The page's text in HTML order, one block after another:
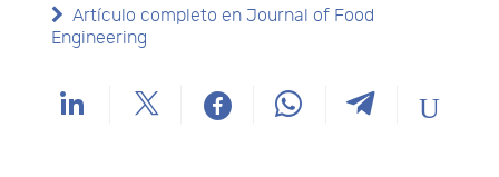
Artículo completo en Journal of Food
Engineering